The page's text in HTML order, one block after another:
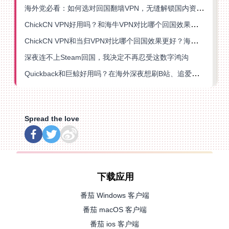
海外党必看：如何选对回国翻墙VPN，无缝解锁国内资源？
ChickCN VPN好用吗？和海牛VPN对比哪个回国效果更好？
ChickCN VPN和当归VPN对比哪个回国效果更好？海外党亲测后选了它
深夜连不上Steam回国，我决定不再忍受这数字鸿沟
Quickback和巨鲸好用吗？在海外深夜想刷B站、追爱奇艺的你，或许正需要这份答案
Spread the love
下载应用
番茄 Windows 客户端
番茄 macOS 客户端
番茄 ios 客户端